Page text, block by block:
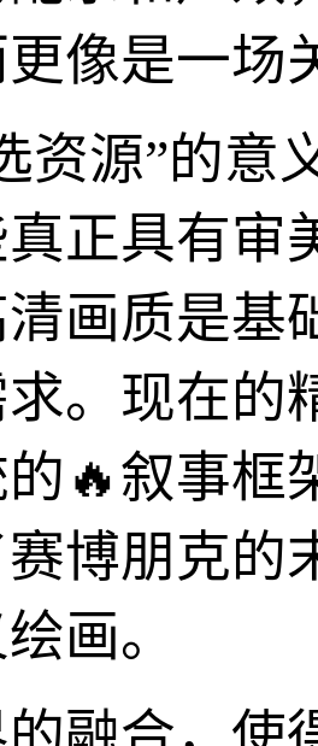
像是一场
资源”的意
正具有审
画质是基
。现在的
🔥叙事框
博朋克的
画。